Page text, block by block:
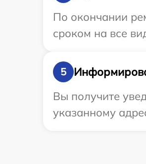
По окончании
сроком на все
5
Вы получите
указанному